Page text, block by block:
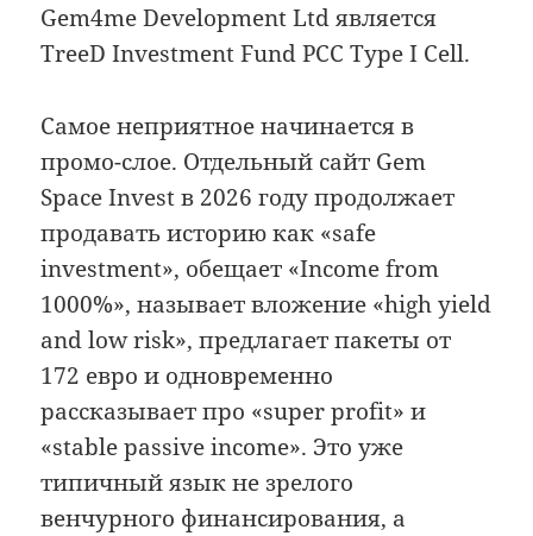
Gem4me Development Ltd является
TreeD Investment Fund PCC Type I Cell.
Самое неприятное начинается в
промо-слое. Отдельный сайт Gem
Space Invest в 2026 году продолжает
продавать историю как «safe
investment», обещает «Income from
1000%», называет вложение «high yield
and low risk», предлагает пакеты от
172 евро и одновременно
рассказывает про «super profit» и
«stable passive income». Это уже
типичный язык не зрелого
венчурного финансирования, а